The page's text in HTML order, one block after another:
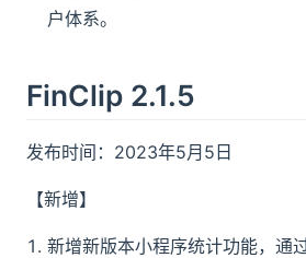
户体系。
FinClip 2.1.5
发布时间：2023年5月5日
【新增】
新增新版本小程序统计功能，通